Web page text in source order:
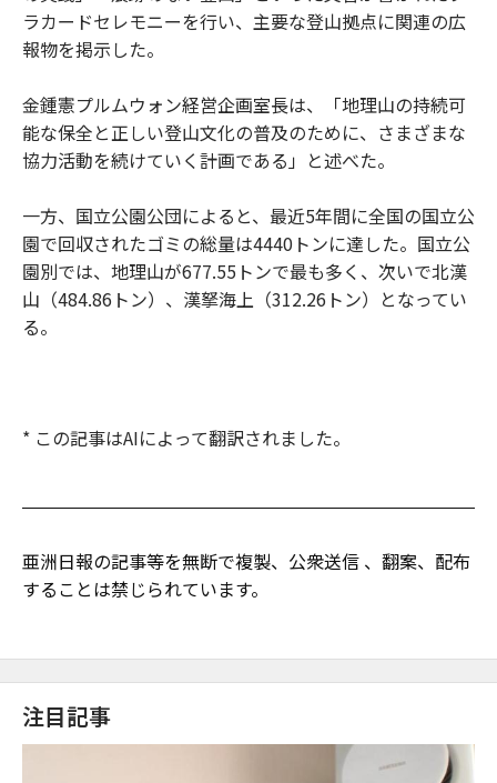
ラカードセレモニーを行い、主要な登山拠点に関連の広
報物を掲示した。
金鍾憲プルムウォン経営企画室長は、「地理山の持続可
能な保全と正しい登山文化の普及のために、さまざまな
協力活動を続けていく計画である」と述べた。
一方、国立公園公団によると、最近5年間に全国の国立公
園で回収されたゴミの総量は4440トンに達した。国立公
園別では、地理山が677.55トンで最も多く、次いで北漢
山（484.86トン）、漢拏海上（312.26トン）となってい
る。
* この記事はAIによって翻訳されました。
亜洲日報の記事等を無断で複製、公衆送信 、翻案、配布
することは禁じられています。
注目記事